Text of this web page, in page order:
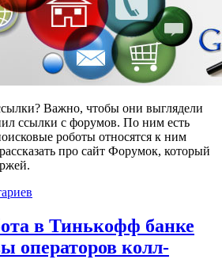
Важно, чтобы они выглядели
ссылки с форумов. По ним есть
роботы относятся к ним
про сайт Форумок, который
в Тинькофф банке
операторов колл-